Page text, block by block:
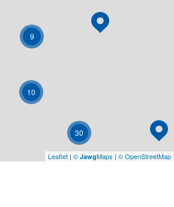
10
9
30
Leaflet | © JawgMaps | © OpenStreetMap